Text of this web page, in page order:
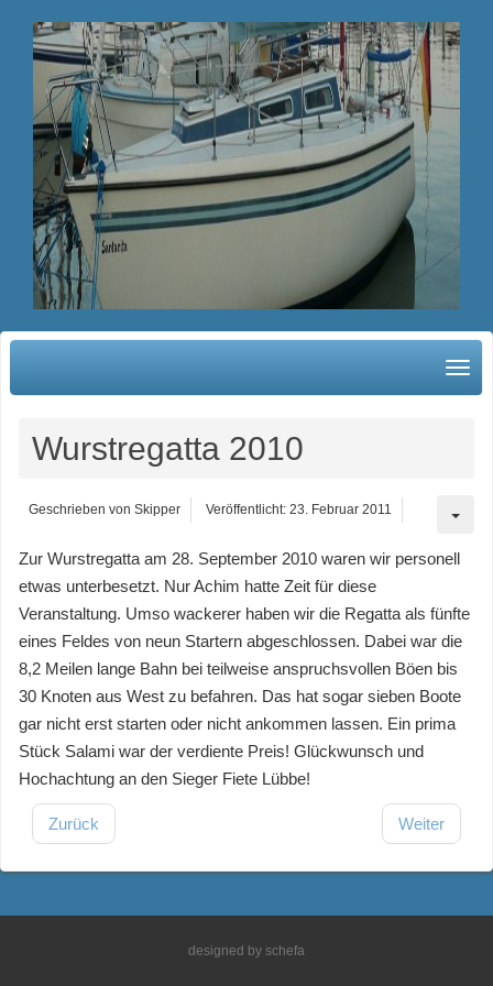
Wurstregatta 2010
Geschrieben von Skipper Veröffentlicht: 23. Februar 2011
Zur Wurstregatta am 28. September 2010 waren wir personell
etwas unterbesetzt. Nur Achim hatte Zeit für diese
Veranstaltung. Umso wackerer haben wir die Regatta als fünfte
eines Feldes von neun Startern abgeschlossen. Dabei war die
8,2 Meilen lange Bahn bei teilweise anspruchsvollen Böen bis
30 Knoten aus West zu befahren. Das hat sogar sieben Boote
gar nicht erst starten oder nicht ankommen lassen. Ein prima
Stück Salami war der verdiente Preis! Glückwunsch und
Hochachtung an den Sieger Fiete Lübbe!
Zurück Weiter
designed by schefa